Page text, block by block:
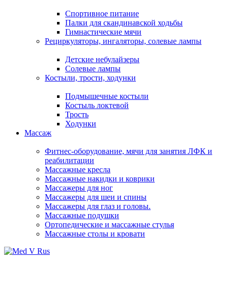
Спортивное питание
Палки для скандинавской ходьбы
Гимнастические мячи
Рециркуляторы, ингаляторы, солевые лампы
Детские небулайзеры
Солевые лампы
Костыли, трости, ходунки
Подмышечные костыли
Костыль локтевой
Трость
Ходунки
Массаж
Фитнес-оборудование, мячи для занятия ЛФК и
реабилитации
Массажные кресла
Массажные накидки и коврики
Массажеры для ног
Массажеры для шеи и спины
Массажеры для глаз и головы.
Массажные подушки
Ортопедические и массажные стулья
Массажные столы и кровати